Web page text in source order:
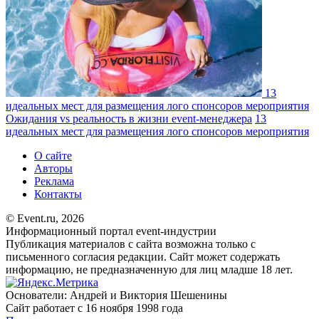
13
идеальных мест для размещения лого спонсоров мероприятия
Ожидания vs реальность в жизни event-менеджера 13
идеальных мест для размещения лого спонсоров мероприятия
О сайте
Авторы
Реклама
Контакты
© Event.ru, 2026
Информационный портал event-индустрии
Публикация материалов с сайта возможна только с
письменного согласия редакции. Сайт может содержать
информацию, не предназначенную для лиц младше 18 лет.
Основатели: Андрей и Виктория Шешенины
Сайт работает с 16 ноября 1998 года